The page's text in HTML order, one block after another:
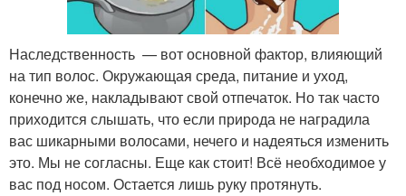
Наследственность — вот основной фактор, влияющий
на тип волос. Окружающая среда, питание и уход,
конечно же, накладывают свой отпечаток. Но так часто
приходится слышать, что если природа не наградила
вас шикарными волосами, нечего и надеяться изменить
это. Мы не согласны. Еще как стоит! Всё необходимое у
вас под носом. Остается лишь руку протянуть.